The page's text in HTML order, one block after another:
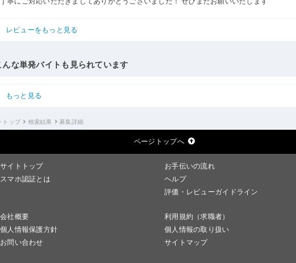
レビューをもっと見る
んな単発バイトも見られています
もっと見る
トップ 検索結果 募集詳細
ページトップへ
サイトトップ
お手伝いの流れ
スマホ認証とは
ヘルプ
評価・レビューガイドライン
会社概要
利用規約（求職者）
個人情報保護方針
個人情報の取り扱い
お問い合わせ
サイトマップ